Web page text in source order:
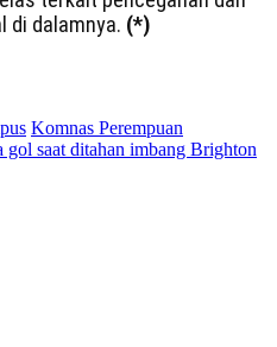
di dalamnya. (*)
Komnas Perempuan
saat ditahan imbang Brighton